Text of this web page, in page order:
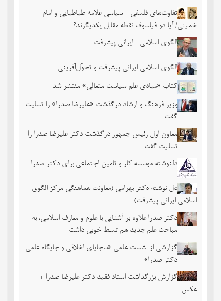
تفاوت‌های فلسفی - سیاسی علامه طباطبایی و امام
خمینی/ آیا دو فیلسوف نقطه مقابل یکدیگرند؟
الگوی اسلامی ـ ایرانی پیشرفت
الگوی اسلامی ایرانی پیشرفت و تحوّل‌آفرینی
کتاب «مبادی علم سیاست متعالی» منتشر شد
وزیر فرهنگ و ارشاد درگذشت «علیرضا صدرا» را تسلیت
گفت
معاون اول رئیس جمهور درگذشت دکتر علیرضا صدرا را
تسلیت گفت
دلنوشته موسسه کار و تامین اجتماعی برای دکتر صدرا
دل نوشته دکتر بهرامی (معاونت هماهنگی مرکز الگوی
اسلامی ایرانی پیشرفت)
دکتر صدرا علاوه بر آشنایی با علوم و معارف اسلامی، به
مباحث علم جدید هم تسلط خوبی داشت
گزارشی از نشست علمی «سجایای اخلاقی و جایگاه علمی
دکتر صدرا»
گزارش بزرگداشت استاد فقید دکتر علیرضا صدرا +
عکس